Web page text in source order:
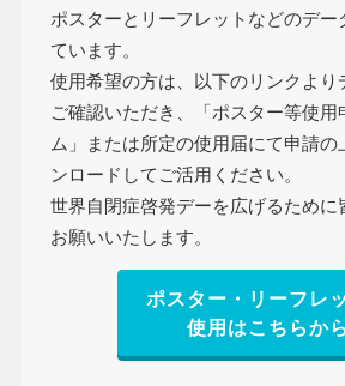
ポスターとリーフレットなどのデー
ています。
使用希望の方は、以下のリンクより
ご確認いただき、「ポスター等使用
ム」または所定の使用届にて申請の
ンロードしてご活用ください。
世界自閉症啓発デーを広げるために
お願いいたします。
ポスター・リーフレ
使用はこちらから